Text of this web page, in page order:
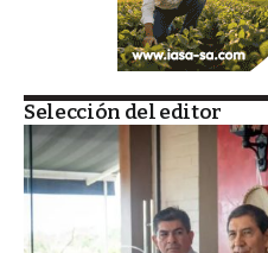
Selección del editor